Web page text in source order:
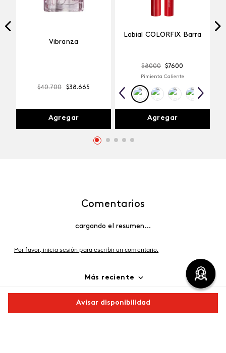
Avisar disponibilidad
Vibranza
$40.700 $38.665
Agregar
Labial COLORFIX Barra
$8000 $7600
Pimienta Caliente
Agregar
Comentarios
cargando el resumen…
Por favor, inicia sesión para escribir un comentario.
Más reciente
Cargando comentarios…